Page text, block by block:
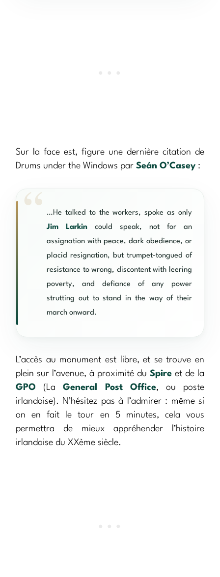
Sur la face est, figure une dernière citation de
Drums under the Windows par Seán O’Casey :
…He talked to the workers, spoke as only
Jim Larkin could speak, not for an
assignation with peace, dark obedience, or
placid resignation, but trumpet-tongued of
resistance to wrong, discontent with leering
poverty, and defiance of any power
strutting out to stand in the way of their
march onward.
L’accès au monument est libre, et se trouve en
plein sur l’avenue, à proximité du Spire et de la
GPO (LaGeneral Post Office, ou poste
irlandaise). N’hésitez pas à l’admirer : même si
on en fait le tour en 5 minutes, cela vous
permettra de mieux appréhender l’histoire
irlandaise du XXème siècle.